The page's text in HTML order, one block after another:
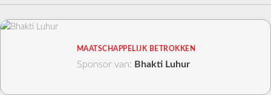
MAATSCHAPPELIJK BETROKKEN
Sponsor van: Bhakti Luhur